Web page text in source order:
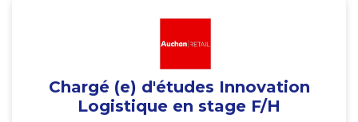
Chargé (e) d'études Innovation
Logistique en stage F/H